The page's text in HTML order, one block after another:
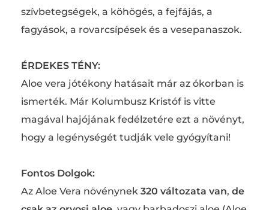
szívbetegségek, a köhögés, a fejfájás, a
fagyások, a rovarcsípések és a vesepanaszok.
ÉRDEKES TÉNY:
Aloe vera jótékony hatásait már az ókorban is
ismerték. Már Kolumbusz Kristóf is vitte
magával hajójának fedélzetére ezt a növényt,
hogy a legénységét tudják vele gyógyítani!
Fontos Dolgok:
Az Aloe Vera növénynek 320 változata van, de